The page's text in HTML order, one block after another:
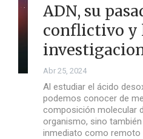
ADN, su
conflictivo y
Abr 25, 2024
Al estudiar el ácido
podemos conocer de
composición molecular
organismo, sino
inmediato como remoto